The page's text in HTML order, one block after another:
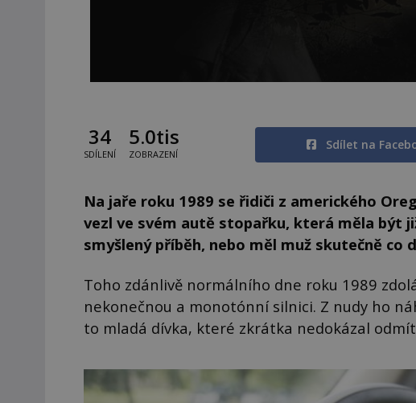
34
SDÍLENÍ
5.0tis
ZOBRAZENÍ
Sdílet na
Na jaře roku 1989 se řidiči z amerického
vezl ve svém autě stopařku, která měla být
smyšlený příběh, nebo měl muž skutečně co
Toho zdánlivě normálního dne roku 1989
nekonečnou a monotónní silnici. Z nudy ho
to mladá dívka, které zkrátka nedokázal